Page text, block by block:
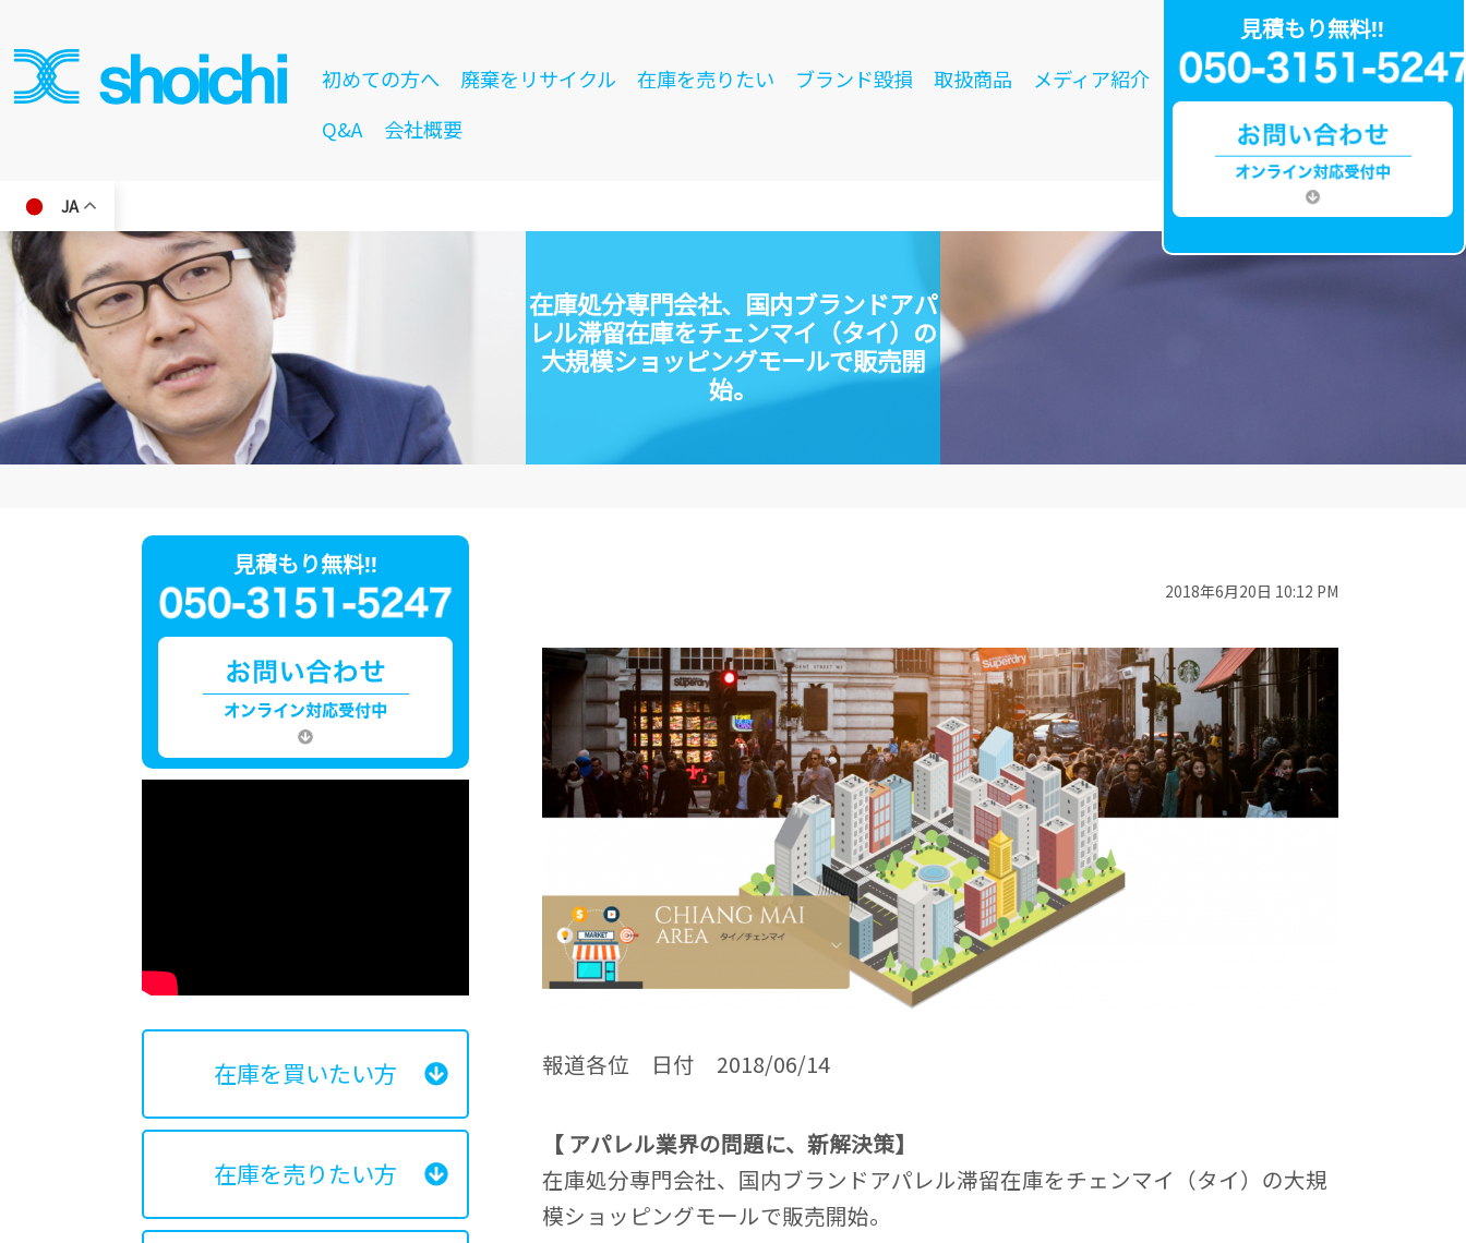
初めての方へ 廃棄をリサイクル 在庫を売りたい ブランド毀損 取扱商品
メディア紹介
Q&A
会社概要
見積もり無料!!
JA
在庫処分専門会社、国内ブランドアパ
レル滞留在庫をチェンマイ（タイ）の
大規模ショッピングモールで販売開
始。
2018年6月20日 10:12 PM
報道各位 日付 2018/06/14
【 アパレル業界の問題に、新解決策】
在庫処分専門会社、国内ブランドアパレル滞留在庫をチェンマイ（タイ）の大規
模ショッピングモールで販売開始。
見積もり無料!!
在庫を買いたい方
在庫を売りたい方